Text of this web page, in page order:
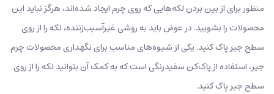
منظور برای از بین بردن لکه‌هایی که روی چرم ایجاد شده‌اند، هرگز نباید این
محصولات را بشویید. در عوض باید به روشی غیر‌آسیب‌زننده، لکه را از روی
سطح جیر پاک کنید. یکی از شیوه‌های مناسب برای نگهداری محصولات چرم
جیر، استفاده از پاک‌کن سفید‌رنگی است که به‌ کمک آن بتوانید لکه را از روی
سطح جیر پاک کنید.